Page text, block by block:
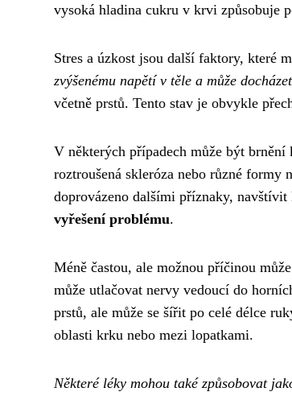
vysoká hladina cukru v krvi způsobuje
Stres a úzkost jsou další faktory, které
zvýšenému napětí v těle a může
včetně prstů. Tento stav je obvykle
V některých případech může být
roztroušená skleróza nebo různé formy
doprovázeno dalšími příznaky, navštívit
vyřešení problému.
Méně častou, ale možnou příčinou
může utlačovat nervy vedoucí do
prstů, ale může se šířit po celé délce
oblasti krku nebo mezi lopatkami.
Některé léky mohou také způsobovat